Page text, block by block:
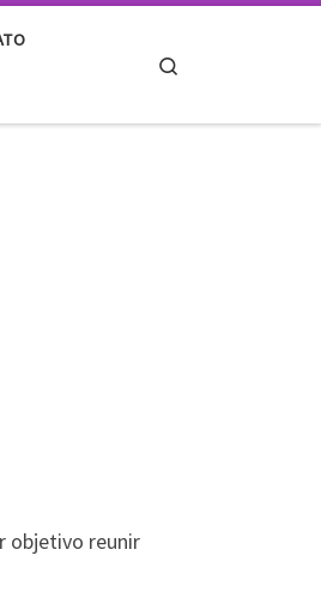
objetivo reunir